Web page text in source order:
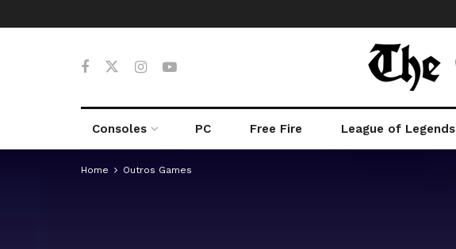
Consoles PC Free Fire League of Legends
Home Outros Games